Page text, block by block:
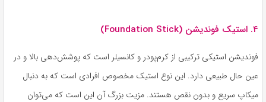
۴. استیک فوندیشن (Foundation Stick)
فوندیشن استیکی ترکیبی از کرم‌پودر و کانسیلر است که پوشش‌دهی بالا و در
عین حال طبیعی دارد. این نوع استیک مخصوص افرادی است که به دنبال
میکاپ سریع و بدون نقص هستند. مزیت بزرگ آن این است که می‌توان